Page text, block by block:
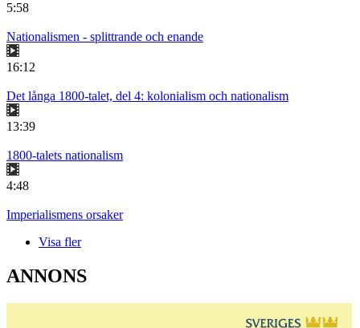
5:58
Nationalismen - splittrande och enande
16:12
Det långa 1800-talet, del 4: kolonialism och nationalism
13:39
1800-talets nationalism
4:48
Imperialismens orsaker
Visa fler
ANNONS